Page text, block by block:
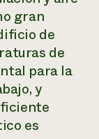
gran
de
de
para la
y
es